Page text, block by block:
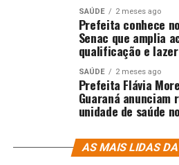
SAÚDE 2 meses ago
Prefeita conhece
Senac que amplia
qualificação e
SAÚDE 2 meses ago
Prefeita Flávia
Guaraná anunciam
unidade de saúde
AS MAIS LIDAS